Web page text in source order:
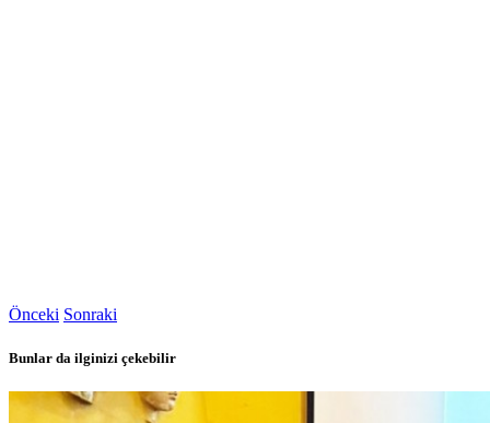
Önceki Sonraki
Bunlar da ilginizi çekebilir